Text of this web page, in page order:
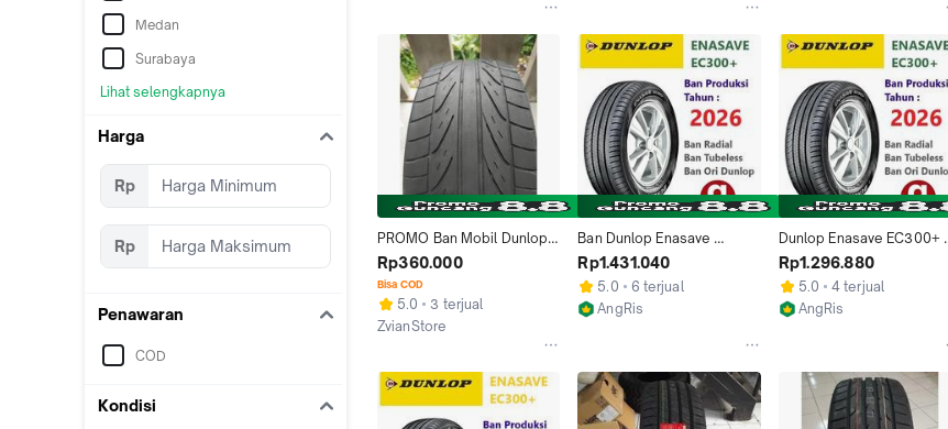
Medan
Surabaya
Lihat selengkapnya
Harga
Rp
Rp
Penawaran
COD
Kondisi
PROMO Ban Mobil Dunlop
205/45 Ring 17  Murah
Rp360.000
Bisa COD
5.0
3 terjual
ZvianStore
Ban Dunlop Enasave
EC300+  205 55 R17 Ring
17 Mobil Mitsubishi
Xpander Cross
Rp1.431.040
5.0
6 terjual
AngRis
Dunlop Enasave EC300+
215 60 r17 Ban 215/60 Ring
17 Mobil Hyundai Creta
Honda HRV Innova Reborn
Zenix Mobil Terios Xtrail
Rp1.296.880
5.0
4 terjual
AngRis